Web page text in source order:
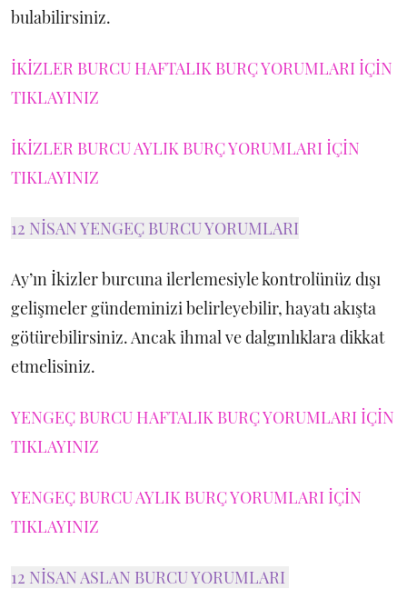
bulabilirsiniz.
İKİZLER BURCU HAFTALIK BURÇ YORUMLARI İÇİN
TIKLAYINIZ
İKİZLER BURCU AYLIK BURÇ YORUMLARI İÇİN
TIKLAYINIZ
12 NİSAN YENGEÇ BURCU YORUMLARI
Ay’ın İkizler burcuna ilerlemesiyle kontrolünüz dışı
gelişmeler gündeminizi belirleyebilir, hayatı akışta
götürebilirsiniz. Ancak ihmal ve dalgınlıklara dikkat
etmelisiniz.
YENGEÇ BURCU HAFTALIK BURÇ YORUMLARI İÇİN
TIKLAYINIZ
YENGEÇ BURCU AYLIK BURÇ YORUMLARI İÇİN
TIKLAYINIZ
12 NİSAN ASLAN BURCU YORUMLARI